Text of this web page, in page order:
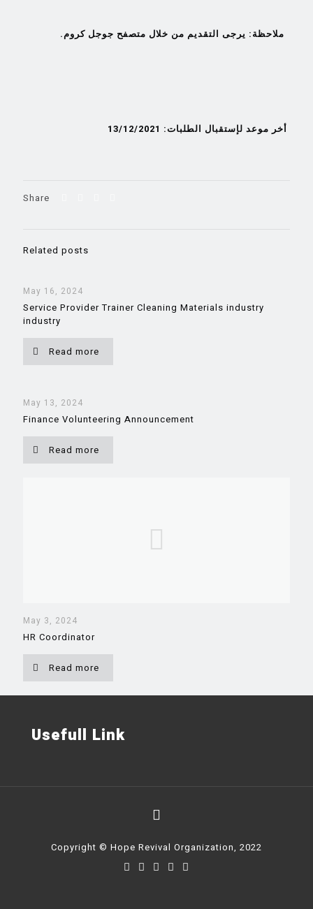
ملاحظة: يرجى التقديم من خلال متصفح جوجل كروم.
أخر موعد لإستقبال الطلبات: 13/12/2021
Share
Related posts
May 16, 2024
Service Provider Trainer Cleaning Materials industry
industry
Read more
May 13, 2024
Finance Volunteering Announcement
Read more
May 3, 2024
HR Coordinator
Read more
Usefull Link
Copyright © Hope Revival Organization, 2022